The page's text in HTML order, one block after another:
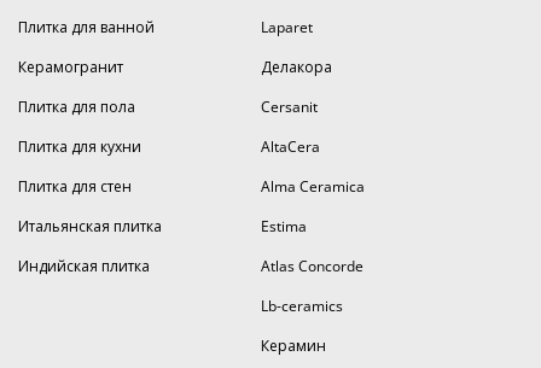
Плитка для ванной
Керамогранит
Плитка для пола
Плитка для кухни
Плитка для стен
Итальянская плитка
Индийская плитка
Laparet
Делакора
Cersanit
AltaCera
Alma Ceramica
Estima
Atlas Concorde
Lb-ceramics
Керамин